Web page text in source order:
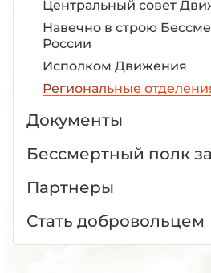
Центральный совет
Навечно в строю
России
Исполком Движения
Региональные
Документы
Бессмертный полк
Партнеры
Стать добровольцем